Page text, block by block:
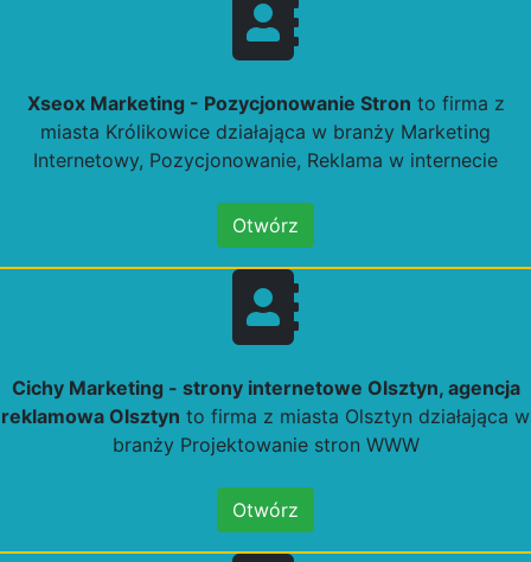
Xseox Marketing - Pozycjonowanie Stron to firma z
miasta Królikowice działająca w branży Marketing
Internetowy, Pozycjonowanie, Reklama w internecie
Otwórz
Cichy Marketing - strony internetowe Olsztyn, agencja
reklamowa Olsztyn to firma z miasta Olsztyn działająca w
branży Projektowanie stron WWW
Otwórz